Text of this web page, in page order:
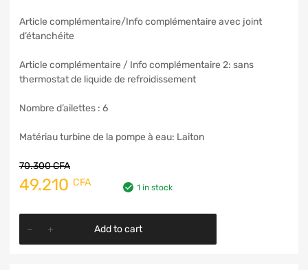
Article complémentaire/Info complémentaire avec joint
d’étanchéite
Article complémentaire / Info complémentaire 2: sans
thermostat de liquide de refroidissement
Nombre d’ailettes : 6
Matériau turbine de la pompe à eau: Laiton
70.300CFA
49.210 CFA 1 in stock
Add to cart